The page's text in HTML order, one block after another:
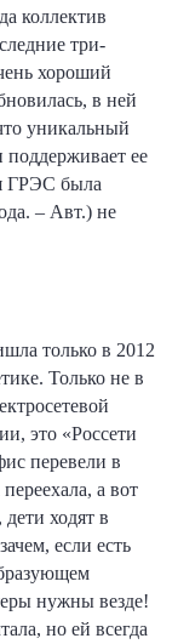
коллектив
три-
хороший
в ней
уникальный
поддерживает ее
ГРЭС была
– Авт.) не
только в 2012
Только не в
это «Россети
перевели в
а вот
ходят в
если есть
нужны везде!
но ей всегда